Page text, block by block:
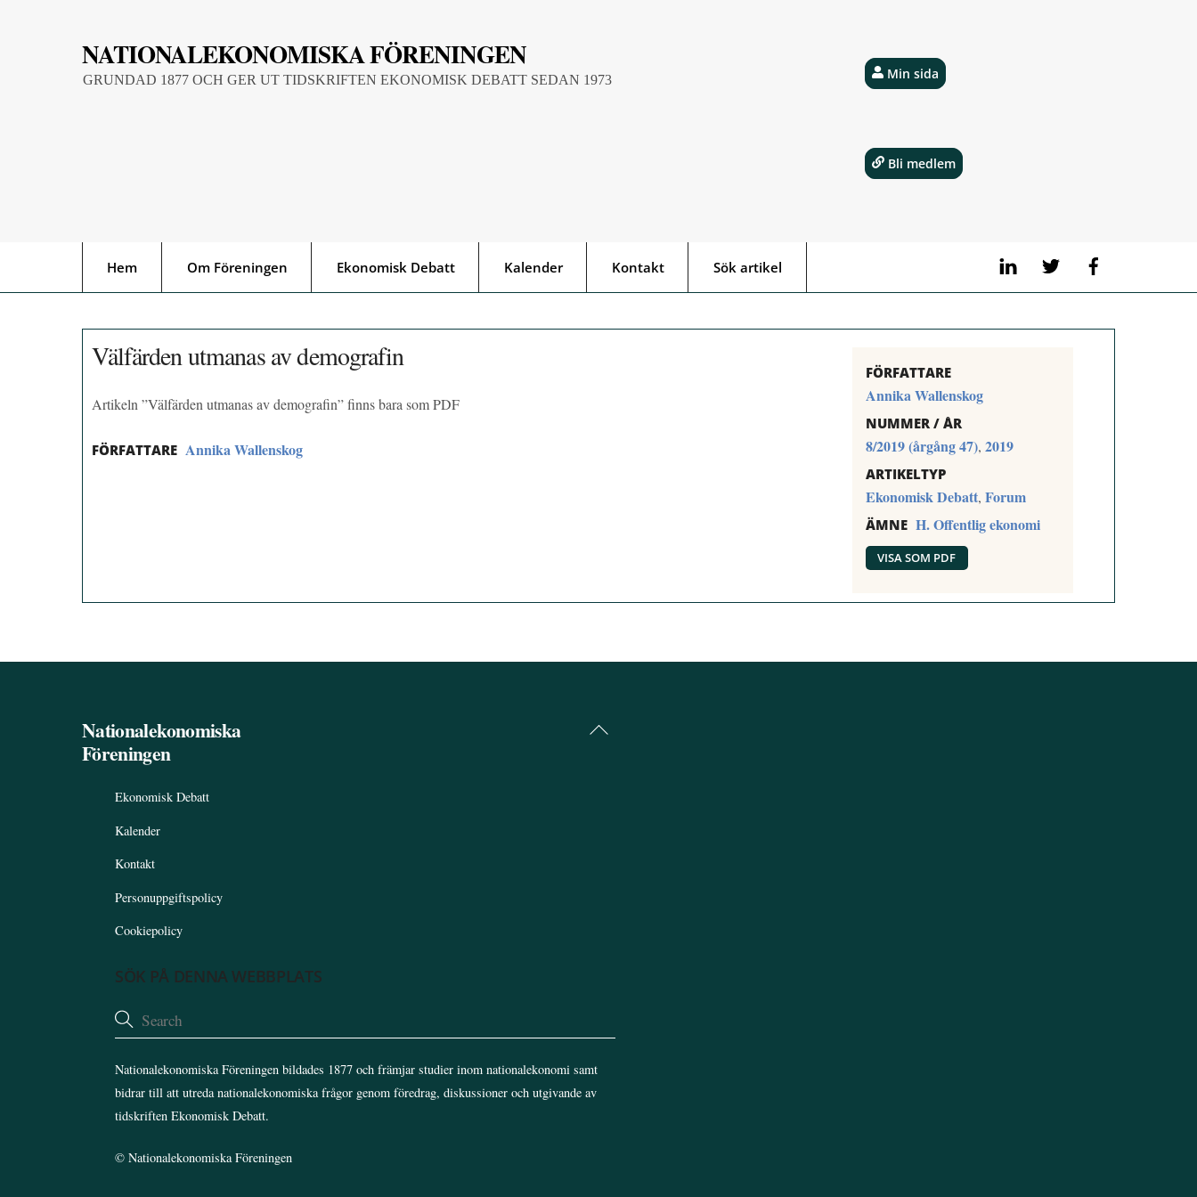
NATIONALEKONOMISKA FÖRENINGEN
GRUNDAD 1877 OCH GER UT TIDSKRIFTEN EKONOMISK DEBATT SEDAN 1973
LinkedIn Twitter
Hem Om Föreningen Ekonomisk Debatt Kalender Kontakt Sök artikel
Min sida
Bli medlem
Välfärden utmanas av demografin
Artikeln ”Välfärden utmanas av demografin” finns bara som PDF
FÖRFATTARE Annika Wallenskog
FÖRFATTARE
Annika Wallenskog
NUMMER / ÅR
8/2019 (årgång 47), 2019
ARTIKELTYP
Ekonomisk Debatt, Forum
ÄMNE H. Offentlig ekonomi
VISA SOM PDF
Back
Nationalekonomiska
Föreningen
Ekonomisk Debatt
Kalender
Kontakt
Personuppgiftspolicy
Cookiepolicy
SÖK PÅ DENNA WEBBPLATS
Nationalekonomiska Föreningen bildades 1877 och främjar studier inom nationalekonomi samt
bidrar till att utreda nationalekonomiska frågor genom föredrag, diskussioner och utgivande av
tidskriften Ekonomisk Debatt.
©Nationalekonomiska Föreningen